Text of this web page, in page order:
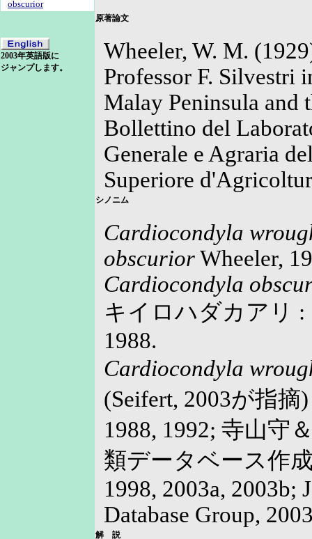
obscurior
2003年英語版に
ジャンプします。
原著論文
Wheeler, W. M.
Professor F. Silvestri
Malay Peninsula and
Bollettino del
Generale e Agraria
Superiore
シノニム
Cardiocondyla
obscuriorWheeler,
Cardiocondyla
キイロハダカアリ :
1988.
Cardiocondyla
(Seifert, 2003が指
1988, 1992; 寺山守
類データベース作
1998, 2003a, 2003b;
Database Group,
解 説